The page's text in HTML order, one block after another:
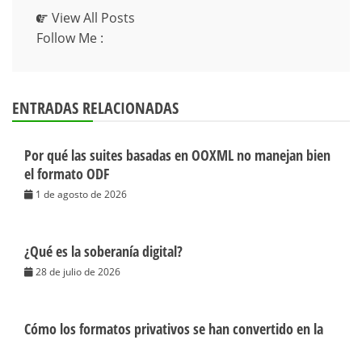
View All Posts
Follow Me :
ENTRADAS RELACIONADAS
Por qué las suites basadas en OOXML no manejan bien
el formato ODF
1 de agosto de 2026
¿Qué es la soberanía digital?
28 de julio de 2026
Cómo los formatos privativos se han convertido en la